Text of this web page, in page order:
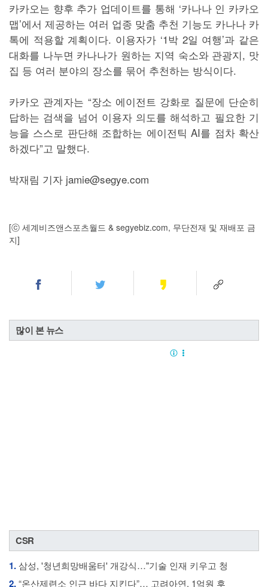
카카오는 향후 추가 업데이트를 통해 ‘카나나 인 카카오
맵’에서 제공하는 여러 업종 맞춤 추천 기능도 카나나 카
톡에 적용할 계획이다. 이용자가 ‘1박 2일 여행’과 같은
대화를 나누면 카나나가 원하는 지역 숙소와 관광지, 맛
집 등 여러 분야의 장소를 묶어 추천하는 방식이다.
카카오 관계자는 “장소 에이전트 강화로 질문에 단순히
답하는 검색을 넘어 이용자 의도를 해석하고 필요한 기
능을 스스로 판단해 조합하는 에이전틱 AI를 점차 확산
하겠다”고 말했다.
박재림 기자 jamie@segye.com
[ⓒ 세계비즈앤스포츠월드 & segyebiz.com, 무단전재 및 재배포 금
지]
많이 본 뉴스
CSR
1.삼성, '청년희망배움터' 개강식…"기술 인재 키우고 청
2.“온산제련소 인근 바다 지킨다”… 고려아연, 1억원 후